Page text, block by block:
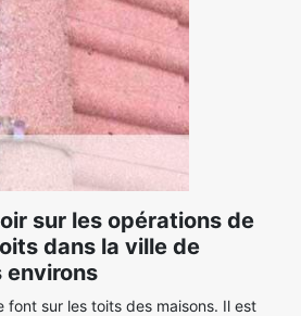
sur les opérations de
dans la ville de
environs
font sur les toits des maisons. Il est